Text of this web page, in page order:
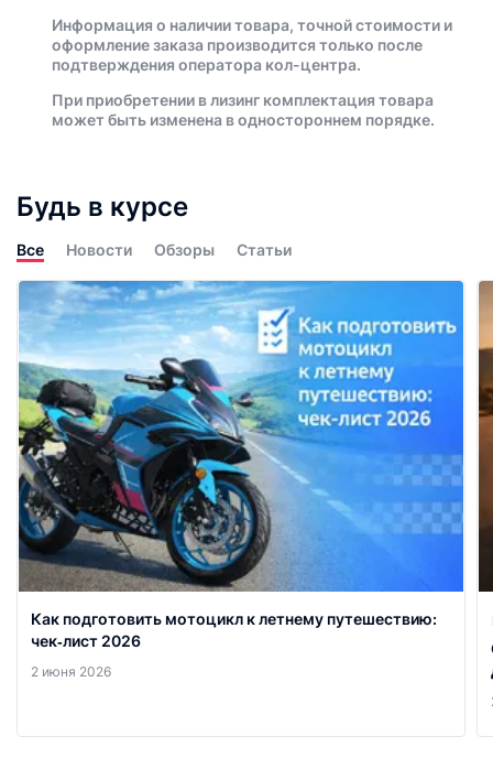
Информация о наличии товара, точной стоимости и
оформление заказа производится только после
подтверждения оператора кол-центра.
При приобретении в лизинг комплектация товара
может быть изменена в одностороннем порядке.
Будь в курсе
Все Новости Обзоры Статьи
Как подготовить мотоцикл к летнему путешествию:
чек‑лист 2026
2 июня 2026